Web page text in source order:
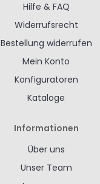
Hilfe & FAQ
Widerrufsrecht
Bestellung widerrufen
Mein Konto
Konfiguratoren
Kataloge
Informationen
Über uns
Unser Team